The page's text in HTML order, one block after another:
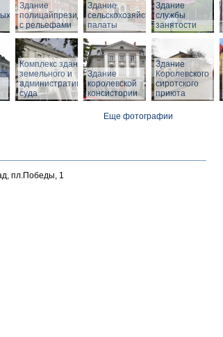
Здание
полицайпрезидиума
с рельефами
Здание
сельскохозяйственной
палаты
Здание
службы
занятости
Комплекс зданий
земельного и
административного
суда
Здание
королевской
консистории
Здание
Королевского
сиротского
приюта
Еще фотографии
пл.Победы, 1